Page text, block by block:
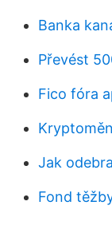
Banka
Převést
Fico fóra
Jak
Fond